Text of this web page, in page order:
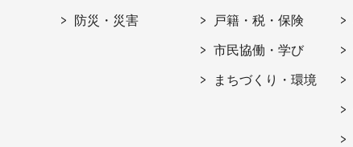
防災・災害 戸籍・税・保険
市民協働・学び
まちづくり・環境